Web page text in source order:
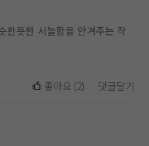
한듯한 서늘함을 안겨주는 작
좋아요 (2) 댓글달기